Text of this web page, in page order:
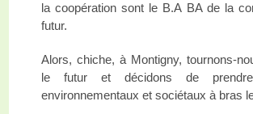
la coopération sont le B.A BA de la
futur.
Alors, chiche, à Montigny, tournons-
le futur et décidons de
environnementaux et sociétaux à bras